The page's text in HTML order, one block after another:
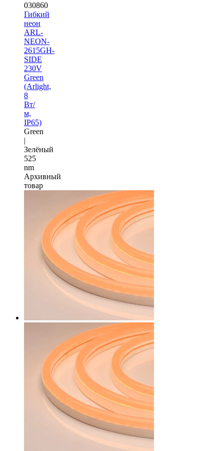
030860
Гибкий
неон
ARL-
NEON-
2615GH-
SIDE
230V
Green
(Arlight,
8
Вт/
м,
IP65)
Green
|
Зелёный
525
nm
Архивный
товар